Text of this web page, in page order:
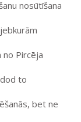
nosūtīšana
no Pircēja
to
bet ne